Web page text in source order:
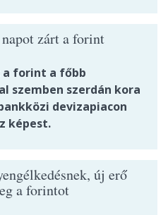
zárt a forint
a forint a főbb
szemben szerdán kora
devizapiacon
képest.
új erő
a forintot